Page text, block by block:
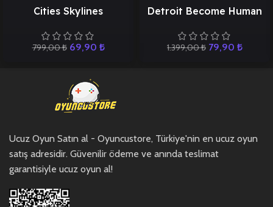
Cities Skylines
799,00₺ 69,90 ₺
Detroit Become Human
1.399,00₺ 79,90 ₺
Ucuz Oyun Satın al - Oyuncustore, Türkiye'nin en ucuz oyun
satış adresidir. Güvenilir ödeme ve anında teslimat
garantisiyle ucuz oyun al!